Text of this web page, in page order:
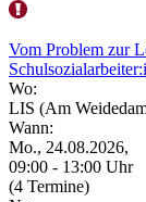
Vom Problem zur
Wo:
LIS (Am
Wann:
Mo., 24.08.2026,
09:00 - 13:00 Uhr
(4 Termine)